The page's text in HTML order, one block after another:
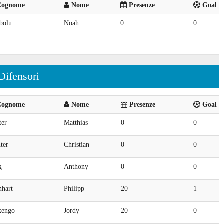
Nome Presenze
Noah 0 0
Nome Presenze
Matthias 0 0
Christian 0 0
Anthony 0 0
Philipp 20 1
Jordy 20 0